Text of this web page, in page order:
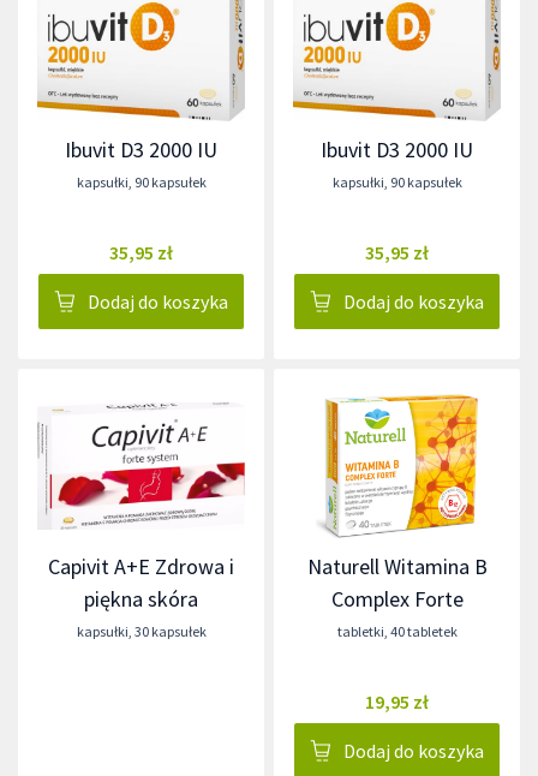
Ibuvit D3 2000 IU
kapsułki 90 kapsułek
35,95 zł
Dodaj do koszyka
Ibuvit D3 2000 IU
kapsułki 90 kapsułek
35,95 zł
Dodaj do koszyka
Capivit A+E Zdrowa i
piękna skóra
kapsułki 30 kapsułek
Naturell Witamina B
Complex Forte
tabletki 40 tabletek
19,95 zł
Dodaj do koszyka